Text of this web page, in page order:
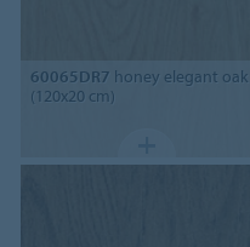
60065DR7 honey elegant oak
(120x20 cm)